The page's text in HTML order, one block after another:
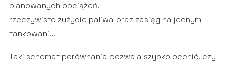
planowanych obciążeń,
rzeczywiste zużycie paliwa oraz zasięg na jednym
tankowaniu.
Taki schemat porównania pozwala szybko ocenić, czy